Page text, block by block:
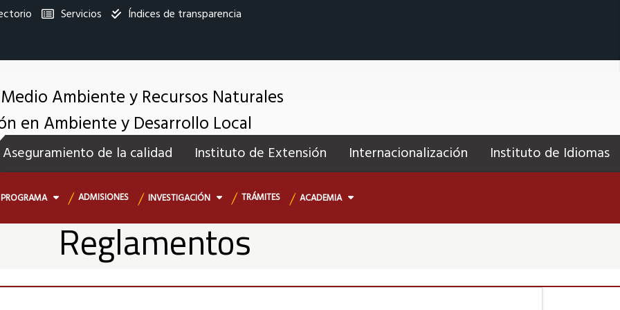
Servicios
Índices de transparencia
Ambiente y Recursos Naturales
en Ambiente y Desarrollo Local
Aseguramiento de la calidad Instituto de Extensión Internacionalización Instituto de Idiomas
PROGRAMA ADMISIONES INVESTIGACIÓN TRÁMITES ACADEMIA
Reglamentos